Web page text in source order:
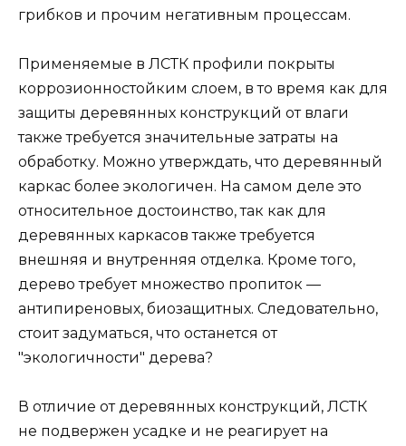
грибков и прочим негативным процессам.
Применяемые в ЛСТК профили покрыты
коррозионностойким слоем, в то время как для
защиты деревянных конструкций от влаги
также требуется значительные затраты на
обработку. Можно утверждать, что деревянный
каркас более экологичен. На самом деле это
относительное достоинство, так как для
деревянных каркасов также требуется
внешняя и внутренняя отделка. Кроме того,
дерево требует множество пропиток —
антипиреновых, биозащитных. Следовательно,
стоит задуматься, что останется от
"экологичности" дерева?
В отличие от деревянных конструкций, ЛСТК
не подвержен усадке и не реагирует на